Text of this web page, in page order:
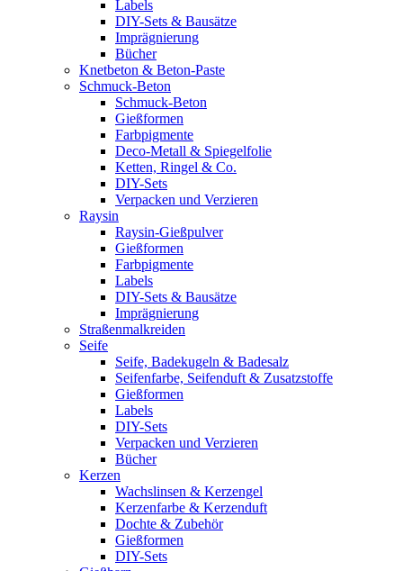
Labels
DIY-Sets & Bausätze
Imprägnierung
Bücher
Knetbeton & Beton-Paste
Schmuck-Beton
Schmuck-Beton
Gießformen
Farbpigmente
Deco-Metall & Spiegelfolie
Ketten, Ringel & Co.
DIY-Sets
Verpacken und Verzieren
Raysin
Raysin-Gießpulver
Gießformen
Farbpigmente
Labels
DIY-Sets & Bausätze
Imprägnierung
Straßenmalkreiden
Seife
Seife, Badekugeln & Badesalz
Seifenfarbe, Seifenduft & Zusatzstoffe
Gießformen
Labels
DIY-Sets
Verpacken und Verzieren
Bücher
Kerzen
Wachslinsen & Kerzengel
Kerzenfarbe & Kerzenduft
Dochte & Zubehör
Gießformen
DIY-Sets